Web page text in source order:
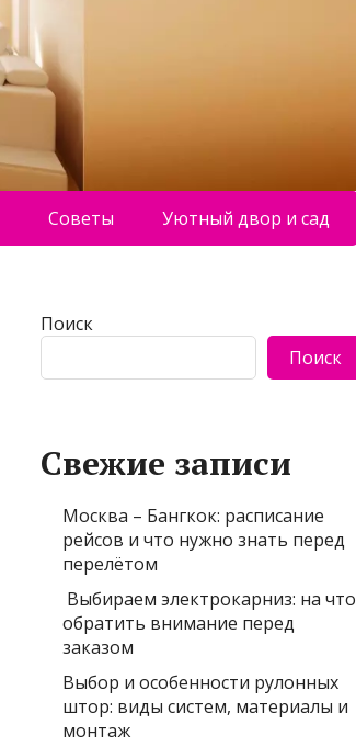
Советы Уютный двор и сад
Поиск
Поиск
Свежие записи
Москва – Бангкок: расписание
рейсов и что нужно знать перед
перелётом
Выбираем электрокарниз: на что
обратить внимание перед
заказом
Выбор и особенности рулонных
штор: виды систем, материалы и
монтаж